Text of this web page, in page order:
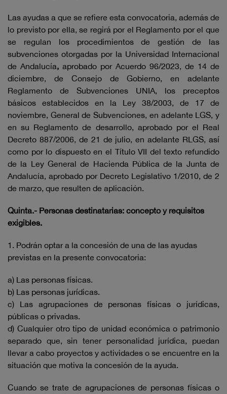
Las ayudas a que se refiere esta convocatoria, además de
lo previsto por ella, se regirá por el Reglamento por el que
se regulan los procedimientos de gestión de las
subvenciones otorgadas por la Universidad Internacional
de Andalucía, aprobado por Acuerdo 96/2023, de 14 de
diciembre, de Consejo de Gobierno, en adelante
Reglamento de Subvenciones UNIA, los preceptos
básicos establecidos en la Ley 38/2003, de 17 de
noviembre, General de Subvenciones, en adelante LGS, y
en su Reglamento de desarrollo, aprobado por el Real
Decreto 887/2006, de 21 de julio, en adelante RLGS, así
como por lo dispuesto en el Título VII del texto refundido
de la Ley General de Hacienda Pública de la Junta de
Andalucía, aprobado por Decreto Legislativo 1/2010, de 2
de marzo, que resulten de aplicación.
Quinta.- Personas destinatarias: concepto y requisitos
exigibles.
1. Podrán optar a la concesión de una de las ayudas
previstas en la presente convocatoria:
a) Las personas físicas.
b) Las personas jurídicas.
c) Las agrupaciones de personas físicas o jurídicas,
públicas o privadas.
d) Cualquier otro tipo de unidad económica o patrimonio
separado que, sin tener personalidad jurídica, puedan
llevar a cabo proyectos y actividades o se encuentre en la
situación que motiva la concesión de la ayuda.
Cuando se trate de agrupaciones de personas físicas o